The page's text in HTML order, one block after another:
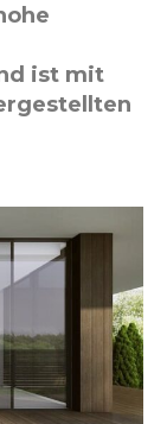
ist mit